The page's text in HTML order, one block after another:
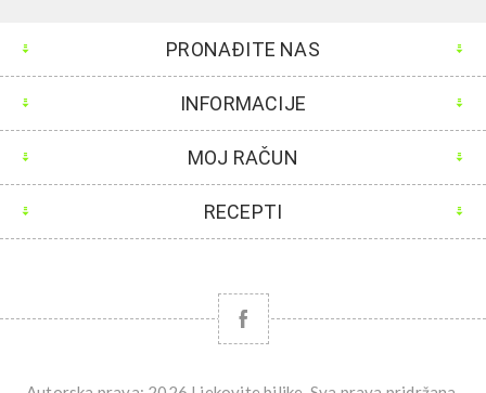
PRONAĐITE NAS
INFORMACIJE
MOJ RAČUN
RECEPTI